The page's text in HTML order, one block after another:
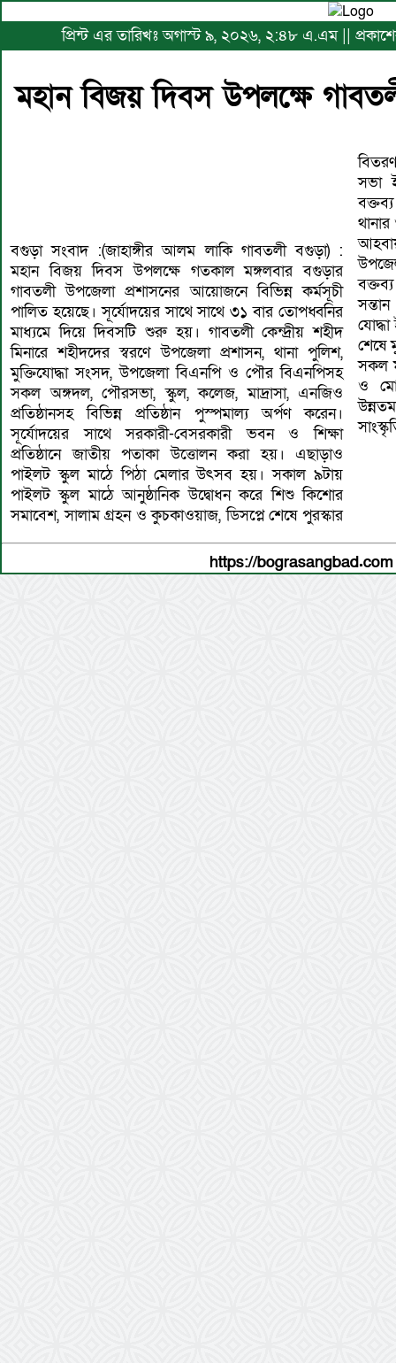
প্রিন্ট এর তারিখঃ অগাস্ট ৯, ২০২৬, ২:৪৮ এ.এম ||
মহান বিজয় দিবস উপলক্ষে
বগুড়া সংবাদ :(জাহাঙ্গীর আলম লাকি গাবতলী বগুড়া) :
মহান বিজয় দিবস উপলক্ষে গতকাল মঙ্গলবার বগুড়ার
গাবতলী উপজেলা প্রশাসনের আয়োজনে বিভিন্ন কর্মসূচী
পালিত হয়েছে। সূর্যোদয়ের সাথে সাথে ৩১ বার তোপধ্বনির
মাধ্যমে দিয়ে দিবসটি শুরু হয়। গাবতলী কেন্দ্রীয় শহীদ
মিনারে শহীদদের স্বরণে উপজেলা প্রশাসন, থানা পুলিশ,
মুক্তিযোদ্ধা সংসদ, উপজেলা বিএনপি ও পৌর বিএনপিসহ
সকল অঙ্গদল, পৌরসভা, স্কুল, কলেজ, মাদ্রাসা, এনজিও
প্রতিষ্ঠানসহ বিভিন্ন প্রতিষ্ঠান পুস্পমাল্য অর্পণ করেন।
সূর্যোদয়ের সাথে সরকারী-বেসরকারী ভবন ও শিক্ষা
প্রতিষ্ঠানে জাতীয় পতাকা উত্তোলন করা হয়। এছাড়াও
পাইলট স্কুল মাঠে পিঠা মেলার উৎসব হয়। সকাল ৯টায়
পাইলট স্কুল মাঠে আনুষ্ঠানিক উদ্বোধন করে শিশু কিশোর
সমাবেশ, সালাম গ্রহন ও কুচকাওয়াজ, ডিসপ্লে শেষে পুরস্কার
সভা
শেষে
সকল
ও
https://